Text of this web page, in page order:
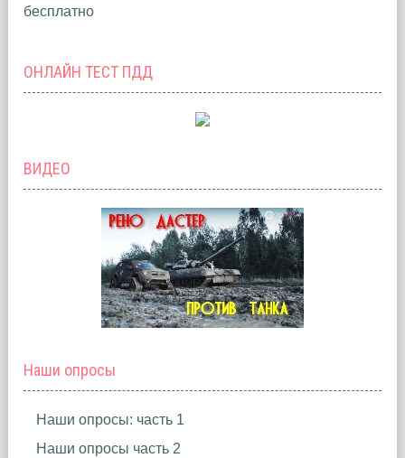
бесплатно
ОНЛАЙН ТЕСТ ПДД
ВИДЕО
Наши опросы
Наши опросы: часть 1
Наши опросы часть 2